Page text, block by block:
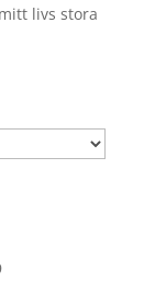
livs stora